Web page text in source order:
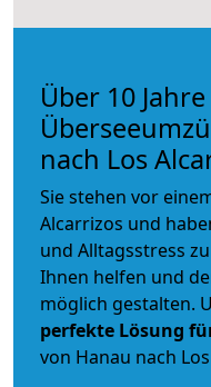
Über 10
nach Los
Sie stehen vor
Alcarrizos und
und Alltagsstress
Ihnen helfen und
möglich gestalten.
perfekte Lösung
von Hanau nach